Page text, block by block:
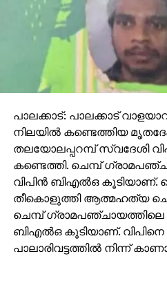
ആറാം പ്രതി പ്രദീപ്
കോടതിയില്‍ പൊട്ടിക്കരഞ്ഞു.
പാലക്കാട്: പാലക്കാട്
തലയോലപ്പറമ്പ് സ്വദേശി
കണ്ടെത്തി. ചെമ്പ്
വിപിന്‍ ബിഎല്‍ഒ കൂടിയാണ്.
തീകൊളുത്തി ആത്മഹത്യ
ചെമ്പ് ഗ്രാമപഞ്ചായത്തിലെ
ബിഎല്‍ഒ കൂടിയാണ്.
പാലാരിവട്ടത്തില്‍ നിന്ന്